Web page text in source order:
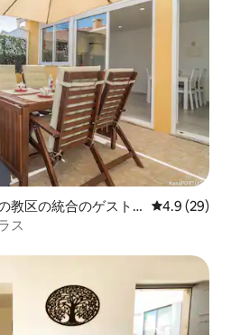
教区の統合のゲスト
レビュー29
4.9 (29)
ス